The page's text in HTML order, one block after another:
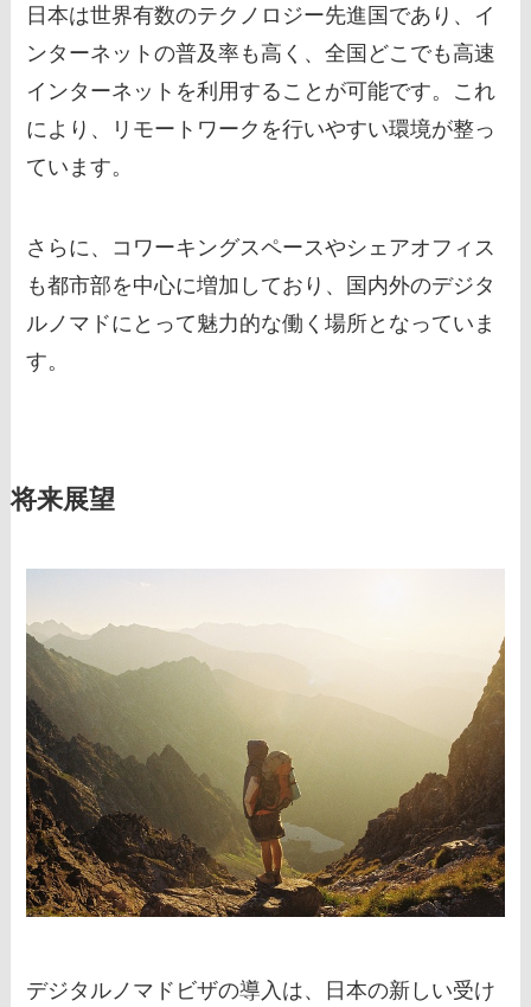
日本は世界有数のテクノロジー先進国であり、イ
ンターネットの普及率も高く、全国どこでも高速
インターネットを利用することが可能です。これ
により、リモートワークを行いやすい環境が整っ
ています。
さらに、コワーキングスペースやシェアオフィス
も都市部を中心に増加しており、国内外のデジタ
ルノマドにとって魅力的な働く場所となっていま
す。
将来展望
デジタルノマドビザの導入は、日本の新しい受け